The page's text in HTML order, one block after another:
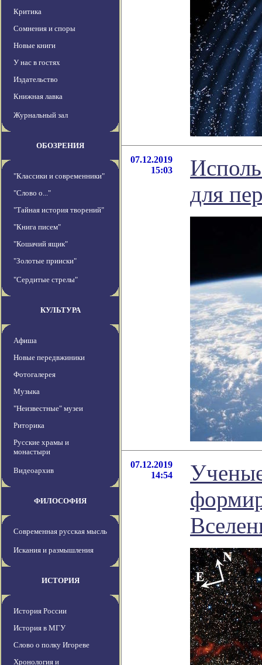
Критика
Сомнения и споры
Новые книги
У нас в гостях
Издательство
Книжная лавка
Журнальный зал
ОБОЗРЕНИЯ
"Классики и современники"
"Слово о..."
"Тайная история творений"
"Книга писем"
"Кошачий ящик"
"Золотые прииски"
"Сердитые стрелы"
КУЛЬТУРА
Афиша
Новые передвжиники
Фотогалерея
Музыка
"Неизвестные" музеи
Риторика
Русские храмы и
монастыри
Видеоархив
ФИЛОСОФИЯ
Современная русская мысль
Искания и размышления
ИСТОРИЯ
История России
История в МГУ
Слово о полку Игореве
Хронология и
07.12.2019
15:03
для
07.12.2019
14:54